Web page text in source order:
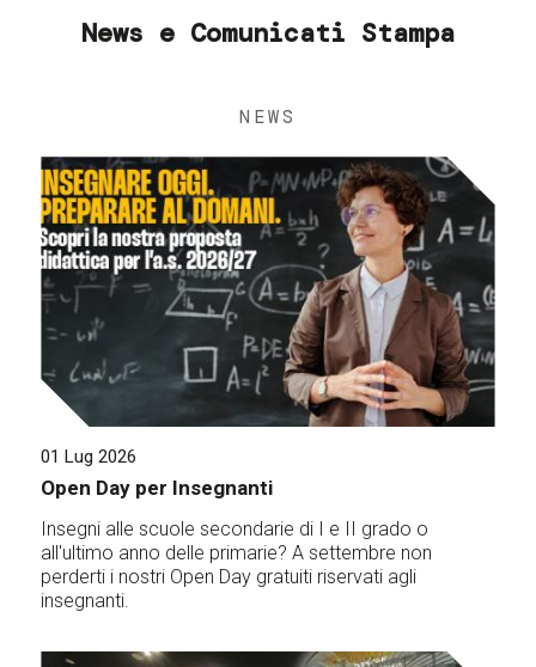
News e Comunicati Stampa
NEWS
01 Lug 2026
Open Day per Insegnanti
Insegni alle scuole secondarie di I e II grado o
all'ultimo anno delle primarie? A settembre non
perderti i nostri Open Day gratuiti riservati agli
insegnanti.